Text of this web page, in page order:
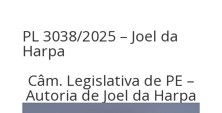
PL 3038/2025 – Joel da
Harpa
Câm. Legislativa de PE –
Autoria de Joel da Harpa